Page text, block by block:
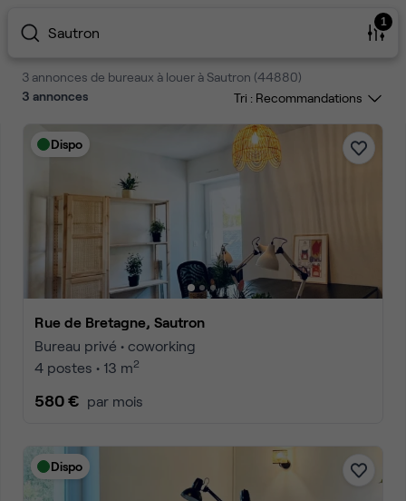
Sautron
1
3 annonces de bureaux à louer à Sautron (44880)
3 annonces Tri :
Dispo
Rue de Bretagne, Sautron
Bureau privé • coworking
4 postes • 13 m2
580 € par mois
Dispo